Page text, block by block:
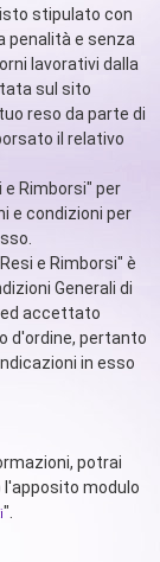
stipulato con
penalità e senza
lavorativi dalla
sul sito
reso da parte di
il relativo
Rimborsi" per
e condizioni per
e Rimborsi" è
Generali di
accettato
d'ordine, pertanto
in esso
potrai
l'apposito modulo
".